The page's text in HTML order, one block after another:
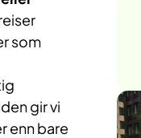
som
gir vi
enn bare